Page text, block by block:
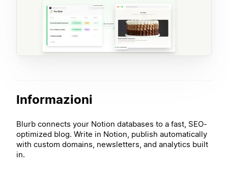
Informazioni
Blurb connects your Notion databases to a fast, SEO-
optimized blog. Write in Notion, publish automatically
with custom domains, newsletters, and analytics built
in.